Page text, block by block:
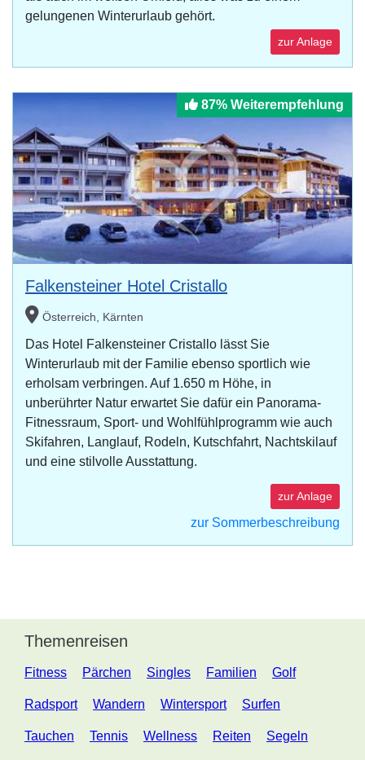
gelungenen Winterurlaub gehört.
zur Anlage
87% Weiterempfehlung
Falkensteiner Hotel Cristallo
Österreich, Kärnten
Das Hotel Falkensteiner Cristallo lässt Sie
Winterurlaub mit der Familie ebenso sportlich wie
erholsam verbringen. Auf 1.650 m Höhe, in
unberührter Natur erwartet Sie dafür ein Panorama-
Fitnessraum, Sport- und Wohlfühlprogramm wie auch
Skifahren, Langlauf, Rodeln, Kutschfahrt, Nachtskilauf
und eine stilvolle Ausstattung.
zur Anlage
zur Sommerbeschreibung
Themenreisen
Fitness Pärchen Singles Familien Golf
Radsport Wandern Wintersport Surfen
Tauchen Tennis Wellness Reiten Segeln